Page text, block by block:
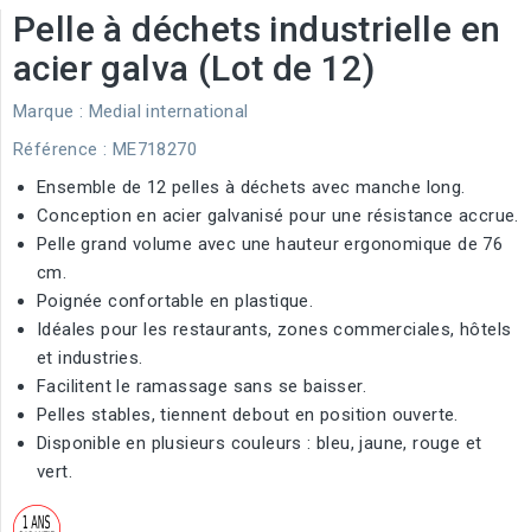
Pelle à déchets industrielle en
acier galva (Lot de 12)
Marque : Medial international
Référence : ME718270
Ensemble de 12 pelles à déchets avec manche long.
Conception en acier galvanisé pour une résistance accrue.
Pelle grand volume avec une hauteur ergonomique de 76
cm.
Poignée confortable en plastique.
Idéales pour les restaurants, zones commerciales, hôtels
et industries.
Facilitent le ramassage sans se baisser.
Pelles stables, tiennent debout en position ouverte.
Disponible en plusieurs couleurs : bleu, jaune, rouge et
vert.